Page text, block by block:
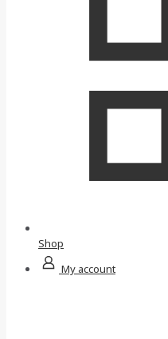
Shop
My account